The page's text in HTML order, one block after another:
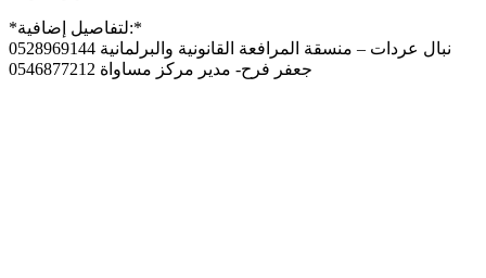
*لتفاصيل إضافية:*
نبال عردات – منسقة المرافعة القانونية والبرلمانية 0528969144
جعفر فرح- مدير مركز مساواة 0546877212